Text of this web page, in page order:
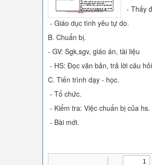
- Thấy
- Giáo dục tình yêu tự do.
B. Chuẩn bị.
- GV: Sgk,sgv, giáo án, tài liệu
- HS: Đọc văn bản, trả lời câu
C. Tiến trình dạy - học.
- Tổ chức.
- Kiểm tra: Việc chuẩn bị của hs.
- Bài mới.